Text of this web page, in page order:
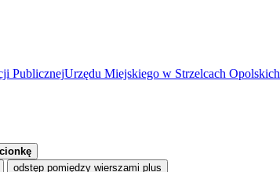
PublicznejUrzędu Miejskiego w Strzelcach Opolskich
odstęp pomiędzy wierszami plus